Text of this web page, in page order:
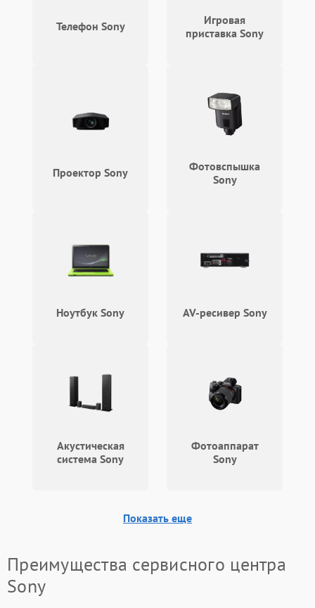
Телефон Sony
Игровая
приставка Sony
Проектор Sony
Фотовспышка
Sony
Ноутбук Sony AV-ресивер Sony
Акустическая
система Sony
Фотоаппарат
Sony
Показать еще
Преимущества сервисного центра
Sony